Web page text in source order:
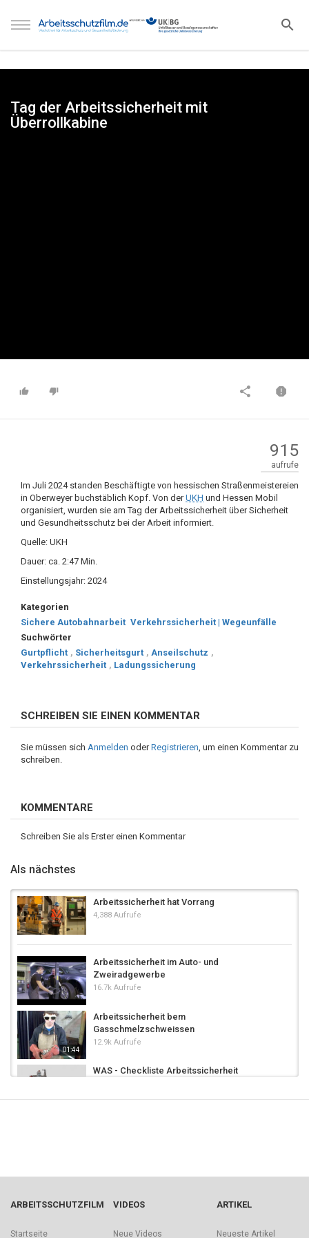
Tag der Arbeitssicherheit mit
Überrollkabine
915
aufrufe
Im Juli 2024 standen Beschäftigte von hessischen Straßenmeistereien
in Oberweyer buchstäblich Kopf. Von derUKH und Hessen Mobil
organisiert, wurden sie am Tag der Arbeitssicherheit über Sicherheit
und Gesundheitsschutz bei der Arbeit informiert.
Quelle: UKH
Dauer: ca. 2:47 Min.
Einstellungsjahr: 2024
Kategorien
Sichere Autobahnarbeit Verkehrssicherheit | Wegeunfälle
Suchwörter
Gurtpflicht , Sicherheitsgurt , Anseilschutz ,
Verkehrssicherheit , Ladungssicherung
SCHREIBEN SIE EINEN KOMMENTAR
Sie müssen sich Anmelden oderRegistrieren , um einen Kommentar zu
schreiben.
KOMMENTARE
Schreiben Sie als Erster einen Kommentar
Als nächstes
Arbeitssicherheit hat Vorrang
4,388 Aufrufe
Arbeitssicherheit im Auto- und
Zweiradgewerbe
16.7k Aufrufe
01:44
Arbeitssicherheit bem
Gasschmelzschweissen
12.9k Aufrufe
WAS - Checkliste Arbeitssicherheit
Abstützung richtig benutzen
9 lebenswichtige Regeln im Gleisbereich
ARBEITSSCHUTZFILM
Startseite
VIDEOS
Neue Videos
ARTIKEL
Neueste Artikel